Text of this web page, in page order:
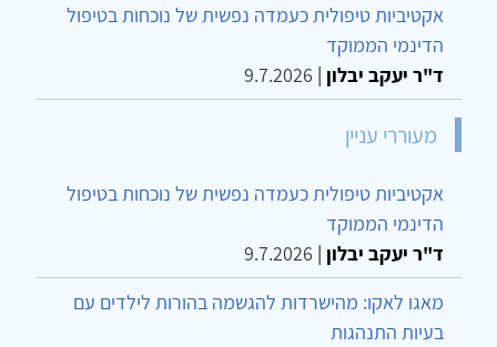
אקטיביות טיפולית כעמדה נפשית של נוכחות בטיפול
הדינמי הממוקד
ד"ר יעקב יבלון |
9.7.2026
מעוררי עניין
אקטיביות טיפולית כעמדה נפשית של נוכחות בטיפול
הדינמי הממוקד
ד"ר יעקב יבלון |
9.7.2026
מאגו לאקו: מהישרדות להגשמה בהורות לילדים עם
בעיות התנהגות